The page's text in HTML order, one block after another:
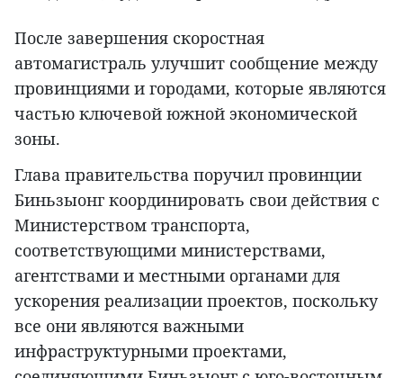
После завершения скоростная
автомагистраль улучшит сообщение между
провинциями и городами, которые являются
частью ключевой южной экономической
зоны.
Глава правительства поручил провинции
Биньзыонг координировать свои действия с
Министерством транспорта,
соответствующими министерствами,
агентствами и местными органами для
ускорения реализации проектов, поскольку
все они являются важными
инфраструктурными проектами,